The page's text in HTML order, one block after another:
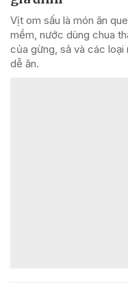
Vịt om sấu là món ăn
mềm, nước dùng chua
của gừng, sả và các loại
dễ ăn.